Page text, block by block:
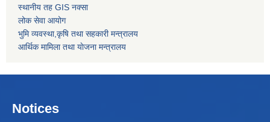
स्थानीय तह GIS नक्सा
लोक सेवा आयोग
भुमि व्यवस्था,कृषि तथा सहकारी मन्त्रालय
आर्थिक मामिला तथा याेजना मन्त्रालय
Notices